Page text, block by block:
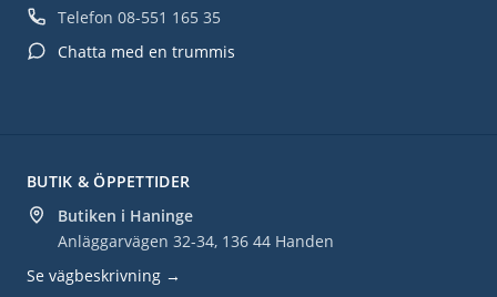
BUTIK & ÖPPETTIDER
Butiken i Haninge
Anläggarvägen 32-34, 136 44 Handen
Se vägbeskrivning →
Telefon 08-551 165 35
Chatta med en trummis